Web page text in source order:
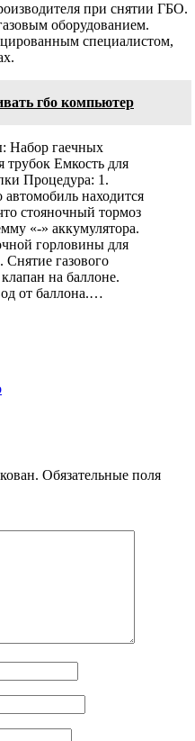
при снятии ГБО.
оборудованием.
специалистом,
гбо компьютер
Набор гаечных
Емкость для
Процедура: 1.
находится
стояночный тормоз
«-» аккумулятора.
горловины для
газового
на баллоне.
от баллона.…
Обязательные поля